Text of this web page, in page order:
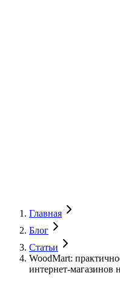
Главная
Блог
Статьи
WoodMart:
интернет-магазинов